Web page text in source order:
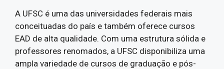
A UFSC é uma das universidades federais mais
conceituadas do país e também oferece cursos
EAD de alta qualidade. Com uma estrutura sólida e
professores renomados, a UFSC disponibiliza uma
ampla variedade de cursos de graduação e pós-